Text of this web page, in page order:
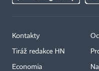
Kontakty
Tiráž redakce HN
Economia